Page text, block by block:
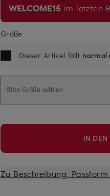
WELCOME15 im letzten
Größe
Dieser Artikel fällt normal
Bitte Größe wählen
IN DEN
Zu Beschreibung,